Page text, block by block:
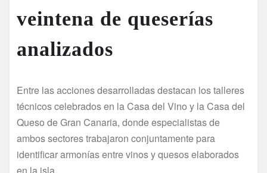
veintena de queserías
analizados
Entre las acciones desarrolladas destacan los talleres
técnicos celebrados en la Casa del Vino y la Casa del
Queso de Gran Canaria, donde especialistas de
ambos sectores trabajaron conjuntamente para
identificar armonías entre vinos y quesos elaborados
en la isla.